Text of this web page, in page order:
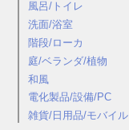
風呂/トイレ
洗面/浴室
階段/ローカ
庭/ベランダ/植物
和風
電化製品/設備/PC
雑貨/日用品/モバイル